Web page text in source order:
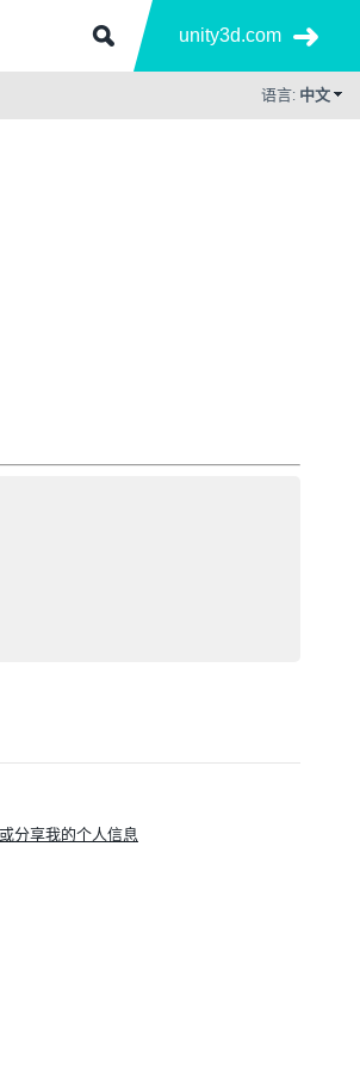
unity3d.com
语言: 中文
分享我的个人信息